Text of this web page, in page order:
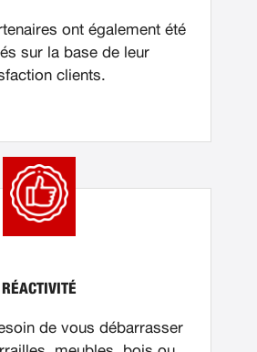
ont également été
sur la base de leur
clients.
RÉACTIVITÉ
de vous débarrasser